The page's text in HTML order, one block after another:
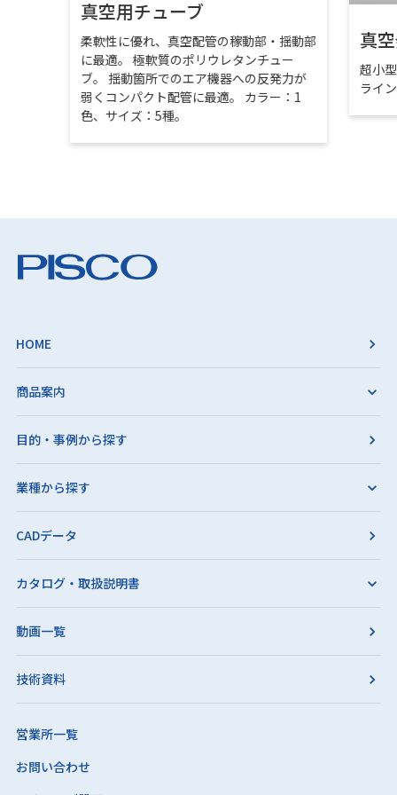
真空用チューブ
柔軟性に優れ、真空配管の稼動部・揺動部
に最適。 極軟質のポリウレタンチュー
ブ。 揺動箇所でのエア機器への反発力が
弱くコンパクト配管に最適。 カラー：1
色、サイズ：5種。
真
超小
ライ
HOME
商品案内
目的・事例から探す
業種から探す
CADデータ
カタログ・取扱説明書
動画一覧
技術資料
営業所一覧
お問い合わせ